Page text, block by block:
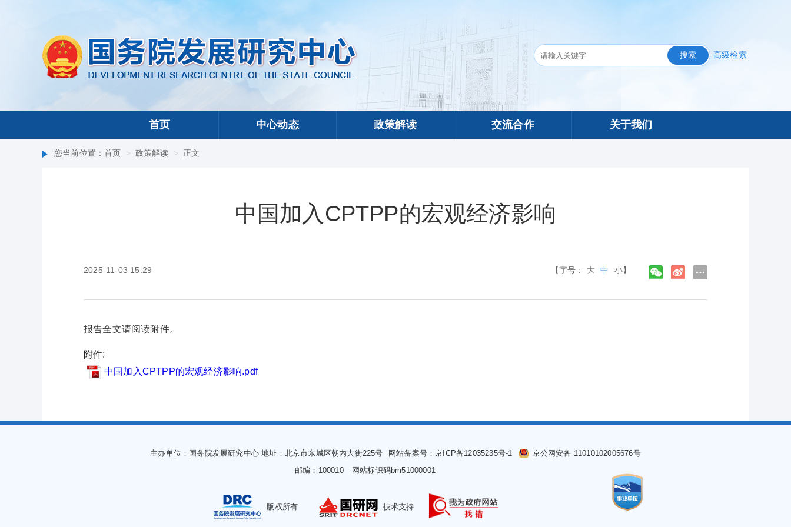
搜索 高级检索
首页 中心动态 政策解读 交流合作 关于我们
您当前位置：首页 > 政策解读 > 正文
中国加入CPTPP的宏观经济影响
2025-11-03 15:29 【字号： 大 中 小】
报告全文请阅读附件。
附件:
中国加入CPTPP的宏观经济影响.pdf
主办单位：国务院发展研究中心 地址：北京市东城区朝内大街225号 网站备案号：京ICP备12035235号-1
京公网安备 11010102005676号
邮编：100010
网站标识码bm51000001
版权所有 技术支持